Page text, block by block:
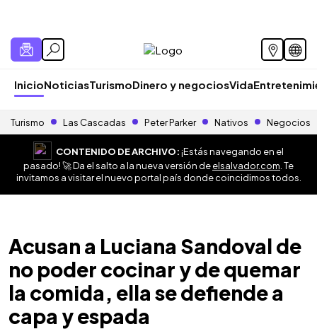
InicioNoticiasTurismoDinero y negociosVida
Turismo Las Cascadas Peter Parker Nativos Negocios
CONTENIDO DE ARCHIVO:¡Estás navegando en el
pasado! 🚀 Da el salto a la nueva versión deelsalvador.com . Te
invitamos a visitar el nuevo portal país donde coincidimos todos.
Acusan a Luciana Sandoval de
no poder cocinar y de quemar
la comida, ella se defiende a
capa y espada